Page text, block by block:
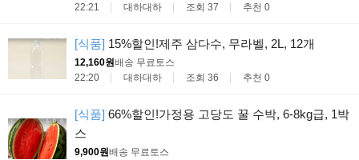
22:21
대하대하 조회 37 추천 0
[식품] 15%할인!제주 삼다수, 무라벨, 2L, 12개
12,160원배송 무료토스
22:20
대하대하 조회 36 추천 0
[식품] 66%할인!가정용 고당도 꿀 수박, 6-8kg급, 1박
스
9,900원배송 무료토스